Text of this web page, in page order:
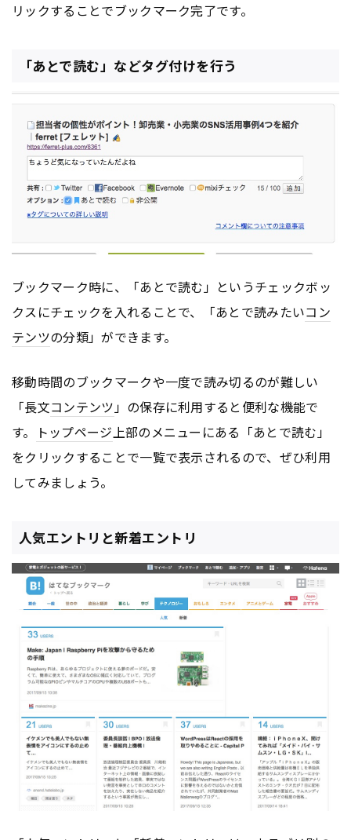
リックすることでブックマーク完了です。
「あとで読む」などタグ付けを行う
ブックマーク時に、「あとで読む」というチェックボッ
クスにチェックを入れることで、「あとで読みたいコン
テンツの分類」ができます。
移動時間のブックマークや一度で読み切るのが難しい
「長文コンテンツ 」の保存に利用すると便利な機能で
す。
トップページ 上部のメニューにある「あとで読む」
をクリックすることで一覧で表示されるので、ぜひ利用
してみましょう。
人気エントリと新着エントリ